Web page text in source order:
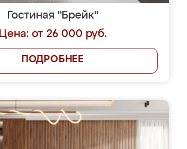
Гостиная "Брейк"
Цена: от 26 000 руб.
ПОДРОБНЕЕ